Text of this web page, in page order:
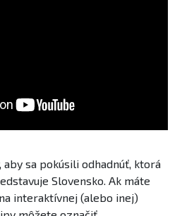
sa pokúsili odhadnúť, ktorá
Slovensko. Ak máte
interaktívnej (alebo inej)